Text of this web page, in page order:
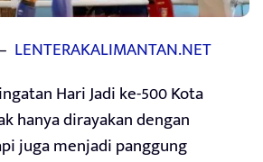
– LENTERAKALIMANTAN.NET
Hari Jadi ke-500 Kota
hanya dirayakan dengan
juga menjadi panggung